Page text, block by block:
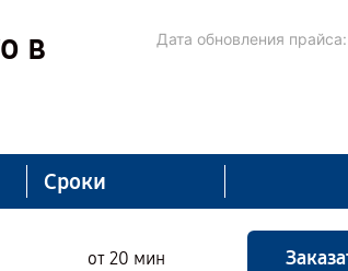
в
Дата обновления прайса:
Сроки
от 20 мин